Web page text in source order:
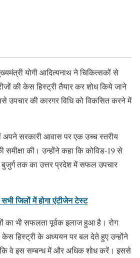
योगी आदित्यनाथ ने चिकित्सकों से
की केस हिस्ट्री तैयार कर शोध किये जाने
उपचार की कारगर विधि को विकसित करने में
अपने सरकारी आवास पर एक उच्च स्तरीय
की। उन्होंने कहा कि कोविड-19 से
तक का उत्तर प्रदेश में सफल उपचार
जिलों में होगा एंटीजेन टेस्ट
का भी सफलता पूर्वक इलाज हुआ है। रोग
केस हिस्ट्री के अध्ययन पर बल देते हुए उन्होंने
वे इस सम्बन्ध में और अधिक शोध करें। इससे